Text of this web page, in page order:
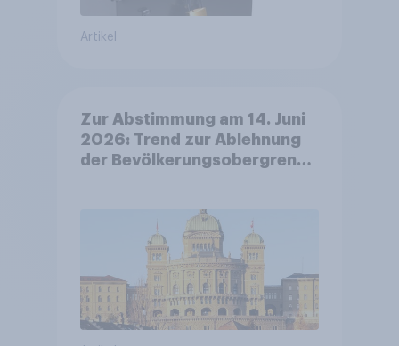
Artikel
Zur Abstimmung am 14. Juni
2026: Trend zur Ablehnung
der Bevölkerungsobergrenze
Zivildienstgesetz sinken